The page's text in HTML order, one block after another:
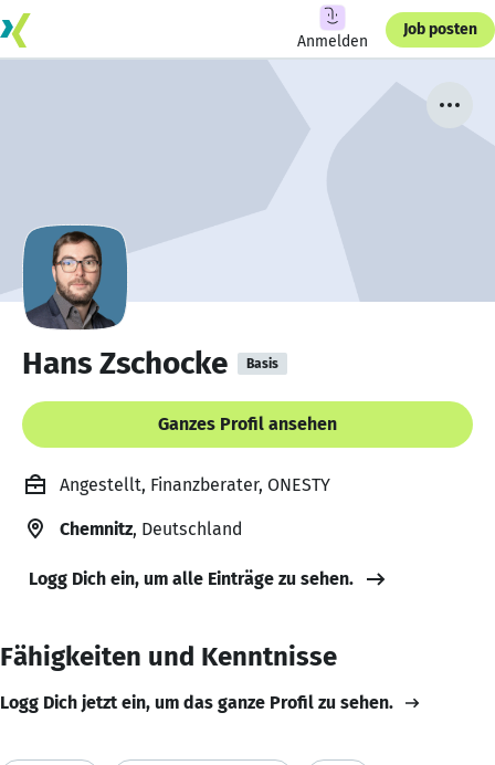
Anmelden
Job posten
Hans Zschocke Basis
Ganzes Profil ansehen
Angestellt, Finanzberater, ONESTY
Chemnitz, Deutschland
Logg Dich ein, um alle Einträge zu sehen.
Fähigkeiten und Kenntnisse
Logg Dich jetzt ein, um das ganze Profil zu sehen.